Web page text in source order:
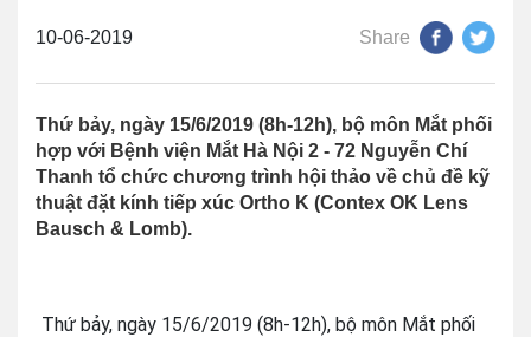
10-06-2019 Share
Thứ bảy, ngày 15/6/2019 (8h-12h), bộ môn Mắt phối
hợp với Bệnh viện Mắt Hà Nội 2 - 72 Nguyễn Chí
Thanh tổ chức chương trình hội thảo về chủ đề kỹ
thuật đặt kính tiếp xúc Ortho K (Contex OK Lens
Bausch & Lomb).
Thứ bảy, ngày 15/6/2019 (8h-12h), bộ môn Mắt phối